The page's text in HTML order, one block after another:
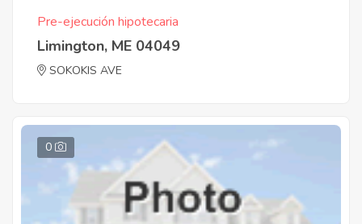
Pre-ejecución hipotecaria
Limington, ME 04049
SOKOKIS AVE
0